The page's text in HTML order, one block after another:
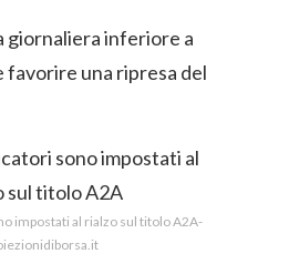
giornaliera inferiore a
favorire una ripresa del
impostati al rialzo sul titolo A2A-